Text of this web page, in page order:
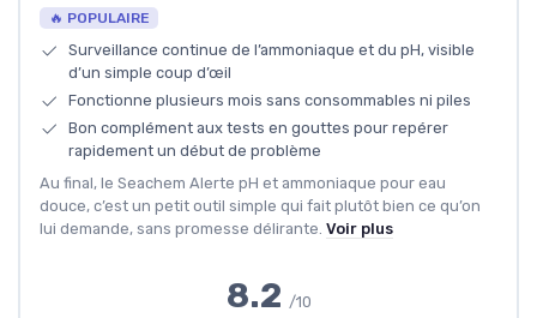
🔥 POPULAIRE
Surveillance continue de l’ammoniaque et du pH, visible
d’un simple coup d’œil
Fonctionne plusieurs mois sans consommables ni piles
Bon complément aux tests en gouttes pour repérer
rapidement un début de problème
Au final, le Seachem Alerte pH et ammoniaque pour eau
douce, c’est un petit outil simple qui fait plutôt bien ce qu’on
lui demande, sans promesse délirante. Voir plus
8.2 /10